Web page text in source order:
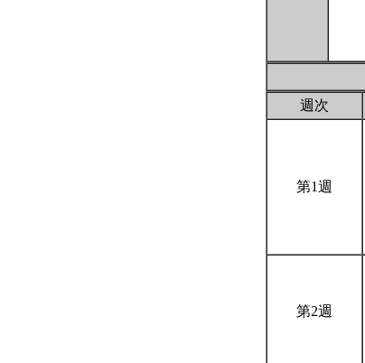
週次
第1週
第2週